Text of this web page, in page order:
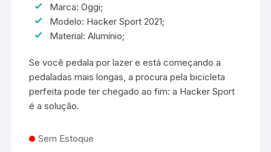
Marca: Oggi;
Modelo: Hacker Sport 2021;
Material: Alumínio;
Se você pedala por lazer e está começando a
pedaladas mais longas, a procura pela bicicleta
perfeita pode ter chegado ao fim: a Hacker Sport
é a solução.
Sem Estoque